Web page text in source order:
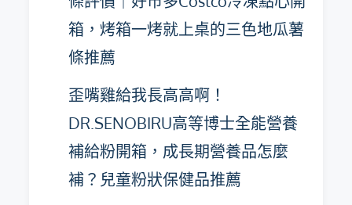
箱，烤箱一烤就上桌的三色地瓜薯
條推薦
歪嘴雞給我長高高啊！
DR.SENOBIRU高等博士全能營養
補給粉開箱，成長期營養品怎麼
補？兒童粉狀保健品推薦